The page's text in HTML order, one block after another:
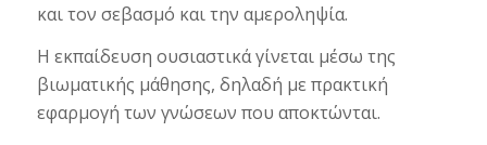
και τον σεβασμό και την αμεροληψία.
Η εκπαίδευση ουσιαστικά γίνεται μέσω της
βιωματικής μάθησης, δηλαδή με πρακτική
εφαρμογή των γνώσεων που αποκτώνται.